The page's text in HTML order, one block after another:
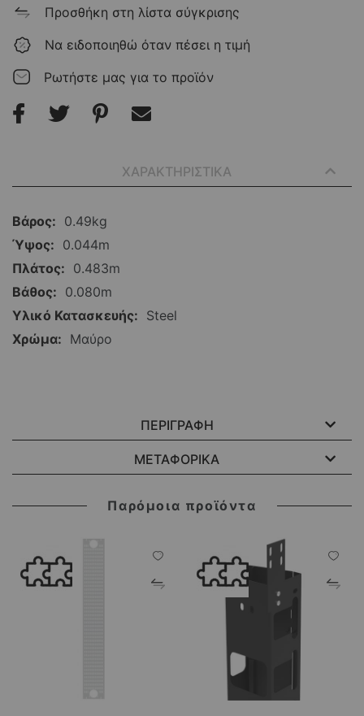
Προσθήκη στη λίστα σύγκρισης
Να ειδοποιηθώ όταν πέσει η τιμή
Ρωτήστε μας για το προϊόν
ΧΑΡΑΚΤΗΡΙΣΤΙΚΑ
Περισσότερες
Πληροφορίες
0.49kg
0.044m
0.483m
0.080m
Steel
Μαύρο
ΠΕΡΙΓΡΑΦΗ
ΜΕΤΑΦΟΡΙΚΑ
Παρόμοια προϊόντα